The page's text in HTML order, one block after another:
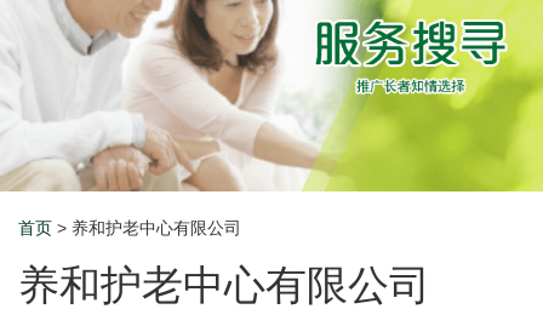
Breadcrumb
首页 > 养和护老中心有限公司
养和护老中心有限公司